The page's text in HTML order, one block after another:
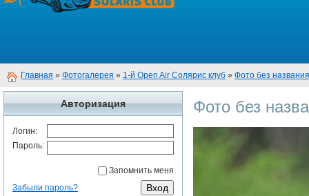
Главная » Фотогалерея » 1-й Open Air Солярис клуб » Фото без названия
Авторизация
Логин:
Пароль:
Запомнить меня
Забыли пароль?
Фото без